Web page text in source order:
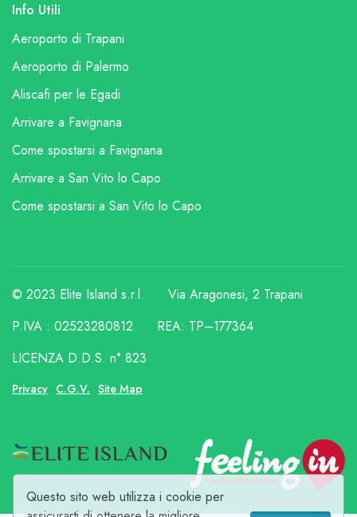
Questo sito web utilizza i cookie per
Info Utili
Aeroporto di Trapani
Aeroporto di Palermo
Aliscafi per le Egadi
Arrivare a Favignana
Come spostarsi a Favignana
Arrivare a San Vito lo Capo
Come spostarsi a San Vito lo Capo
© 2023 Elite Island s.r.l.
Via Aragonesi, 2 Trapani
P.IVA : 02523280812
REA: TP–177364
LICENZA D.D.S. n° 823
Privacy C.G.V. Site Map